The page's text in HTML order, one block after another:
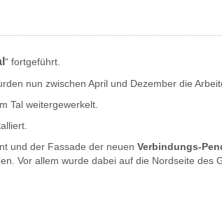
“ fortgeführt.
nun zwischen April und Dezember die
Tal weitergewerkelt.
und der Fassade der neuen Verbindungs-
Vor allem wurde dabei auf die Nordseite des